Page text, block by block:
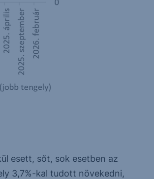
esett, sőt, sok esetben az
3,7%-kal tudott növekedni,